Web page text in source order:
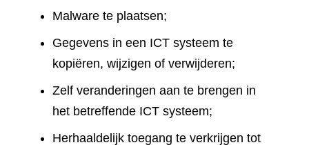
Malware te plaatsen;
Gegevens in een ICT systeem te
kopiëren, wijzigen of verwijderen;
Zelf veranderingen aan te brengen in
het betreffende ICT systeem;
Herhaaldelijk toegang te verkrijgen tot